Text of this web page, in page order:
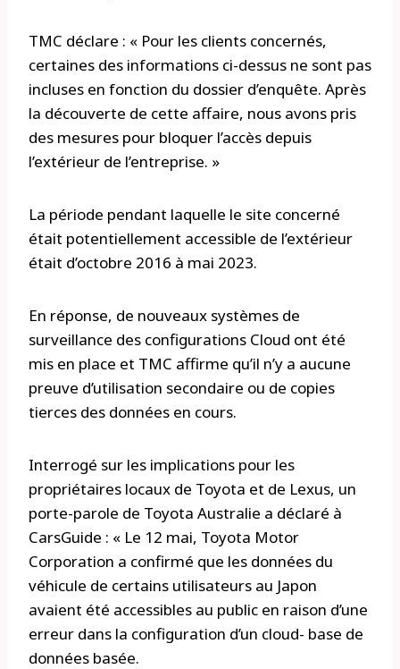
TMC déclare : « Pour les clients concernés,
certaines des informations ci-dessus ne sont pas
incluses en fonction du dossier d’enquête. Après
la découverte de cette affaire, nous avons pris
des mesures pour bloquer l’accès depuis
l’extérieur de l’entreprise. »
La période pendant laquelle le site concerné
était potentiellement accessible de l’extérieur
était d’octobre 2016 à mai 2023.
En réponse, de nouveaux systèmes de
surveillance des configurations Cloud ont été
mis en place et TMC affirme qu’il n’y a aucune
preuve d’utilisation secondaire ou de copies
tierces des données en cours.
Interrogé sur les implications pour les
propriétaires locaux de Toyota et de Lexus, un
porte-parole de Toyota Australie a déclaré à
CarsGuide : « Le 12 mai, Toyota Motor
Corporation a confirmé que les données du
véhicule de certains utilisateurs au Japon
avaient été accessibles au public en raison d’une
erreur dans la configuration d’un cloud- base de
données basée.